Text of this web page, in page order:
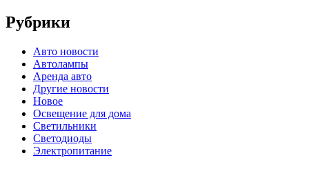
Рубрики
Авто новости
Автолампы
Аренда авто
Другие новости
Новое
Освещение для дома
Светильники
Светодиоды
Электропитание